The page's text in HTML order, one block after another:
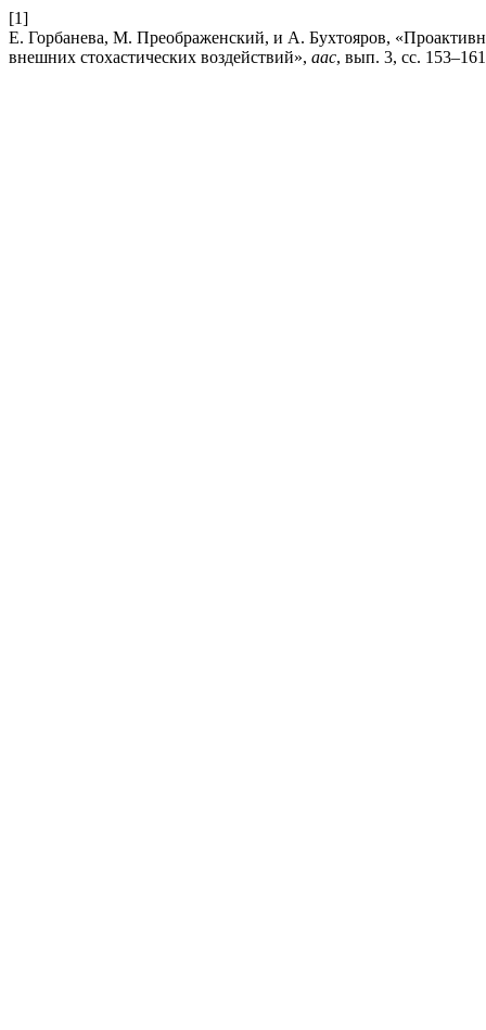
[1]
Е. Горбанева, М. Преображенский, и А. Бухтояров,
внешних стохастических воздействий», aac, вып. 3, сс.